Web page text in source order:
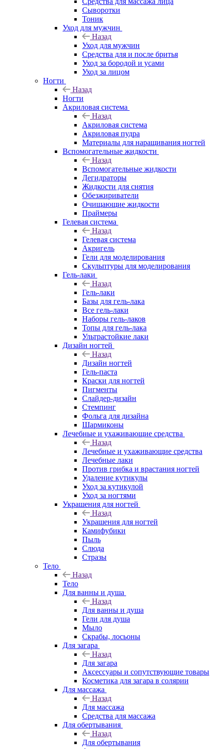
Сыворотки
Тоник
Уход для мужчин
Назад
Уход для мужчин
Средства для и после бритья
Уход за бородой и усами
Уход за лицом
Ногти
Назад
Ногти
Акриловая система
Назад
Акриловая система
Акриловая пудра
Материалы для наращивания ногтей
Вспомогательные жидкости
Назад
Вспомогательные жидкости
Дегидраторы
Жидкости для снятия
Обезжириватели
Очищающие жидкости
Праймеры
Гелевая система
Назад
Гелевая система
Акригель
Гели для моделирования
Скульптуры для моделирования
Гель-лаки
Назад
Гель-лаки
Базы для гель-лака
Все гель-лаки
Наборы гель-лаков
Топы для гель-лака
Ультрастойкие лаки
Дизайн ногтей
Назад
Дизайн ногтей
Гель-паста
Краски для ногтей
Пигменты
Слайдер-дизайн
Стемпинг
Фольга для дизайна
Шармиконы
Лечебные и ухаживающие средства
Назад
Лечебные и ухаживающие средства
Лечебные лаки
Против грибка и врастания ногтей
Удаление кутикулы
Уход за кутикулой
Уход за ногтями
Украшения для ногтей
Назад
Украшения для ногтей
Камифубики
Пыль
Слюда
Стразы
Тело
Назад
Тело
Для ванны и душа
Назад
Для ванны и душа
Гели для душа
Мыло
Скрабы, лосьоны
Для загара
Назад
Для загара
Аксессуары и сопутствующие товары
Косметика для загара в солярии
Для массажа
Назад
Для массажа
Средства для массажа
Для обертывания
Назад
Для обертывания